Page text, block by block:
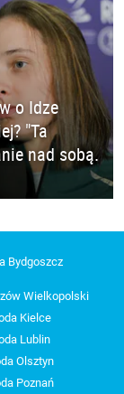
o Idze
"Ta
nad sobą.
Bydgoszcz
Wielkopolski
Kielce
Lublin
Olsztyn
Poznań